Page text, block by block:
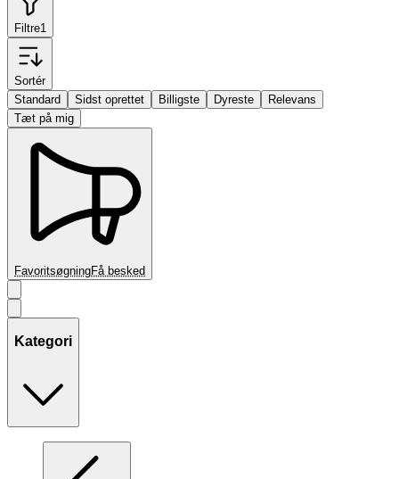
Filtre1
Sortér
Standard
Sidst oprettet Billigste Dyreste
Relevans
Tæt på mig
FavoritsøgningFå besked
Kategori